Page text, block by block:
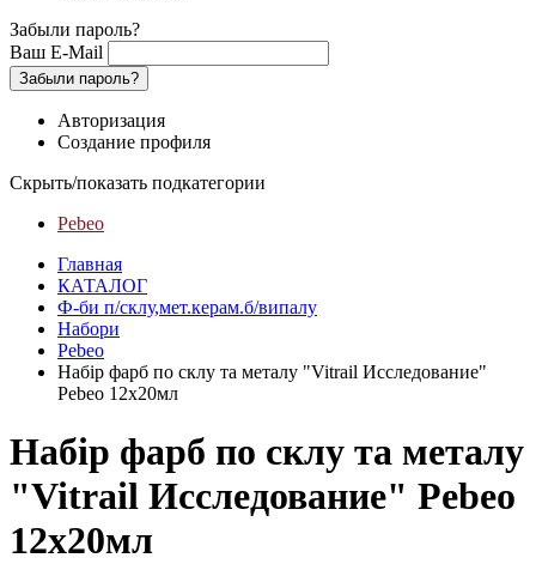
Забыли пароль?
Ваш E-Mail
Забыли пароль?
Авторизация
Создание профиля
Скрыть/показать подкатегории
Pebeo
Главная
КАТАЛОГ
Ф-би п/склу,мет.керам.б/випалу
Набори
Pebeo
Набір фарб по склу та металу "Vitrail Исследование"
Pebeo 12х20мл
Набір фарб по склу та металу
"Vitrail Исследование" Pebeo
12х20мл